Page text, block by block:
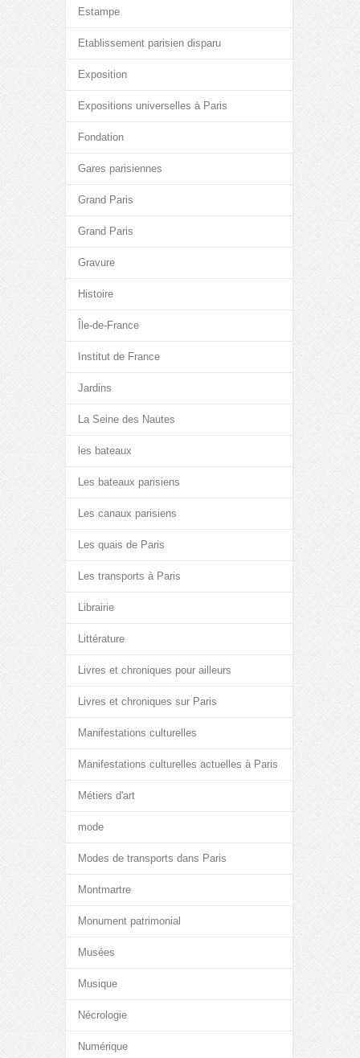
Estampe
Etablissement parisien disparu
Exposition
Expositions universelles à Paris
Fondation
Gares parisiennes
Grand Paris
Grand Paris
Gravure
Histoire
Île-de-France
Institut de France
Jardins
La Seine des Nautes
les bateaux
Les bateaux parisiens
Les canaux parisiens
Les quais de Paris
Les transports à Paris
Librairie
Littérature
Livres et chroniques pour ailleurs
Livres et chroniques sur Paris
Manifestations culturelles
Manifestations culturelles actuelles à Paris
Métiers d'art
mode
Modes de transports dans Paris
Montmartre
Monument patrimonial
Musées
Musique
Nécrologie
Numérique